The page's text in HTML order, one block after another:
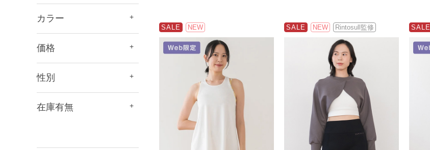
カラー
価格
性別
在庫有無
SALE NEW SALE NEW Rintosull監修 SALE